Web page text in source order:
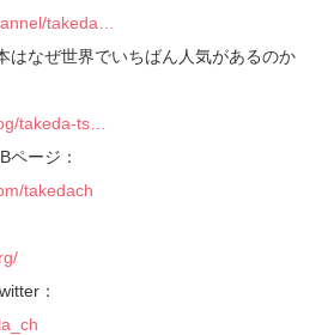
takeda…
はなぜ世界でいちばん人気があるのか
takeda-ts…
ページ：
takedach
：